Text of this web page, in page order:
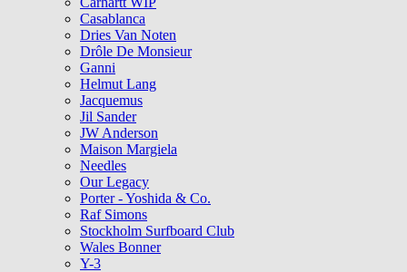
Casablanca
Dries Van Noten
Drôle De Monsieur
Ganni
Helmut Lang
Jacquemus
Jil Sander
JW Anderson
Maison Margiela
Needles
Our Legacy
Porter - Yoshida & Co.
Raf Simons
Stockholm Surfboard Club
Wales Bonner
Y-3